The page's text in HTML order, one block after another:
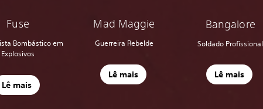
Fuse
Bombástico em
Explosivos
Lê mais
Mad Maggie
Guerreira Rebelde
Lê mais
Bangalore
Soldado Profissional
Lê mais